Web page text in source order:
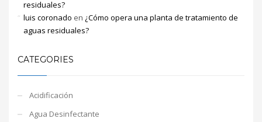
residuales?
luis coronado en ¿Cómo opera una planta de tratamiento de
aguas residuales?
CATEGORIES
Acidificación
Agua Desinfectante